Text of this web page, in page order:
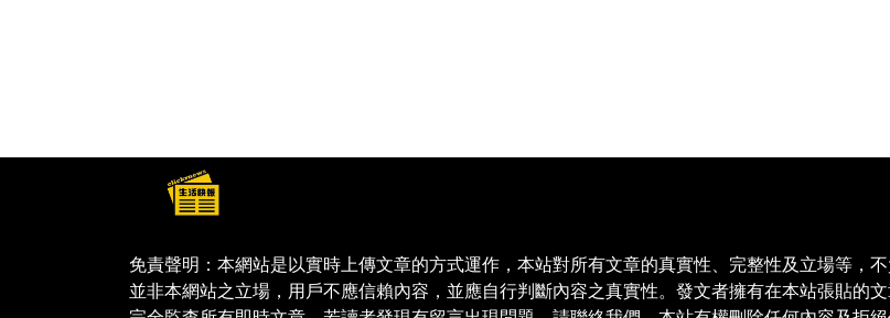
免責聲明：本網站是以實時上傳文章的方式運作，本站對所有文章的真實性、完整性及立場等，
並非本網站之立場，用戶不應信賴內容，並應自行判斷內容之真實性。發文者擁有在本站張貼的